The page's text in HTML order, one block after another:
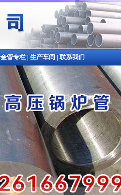
管专栏 | 生产车间 | 联系我们